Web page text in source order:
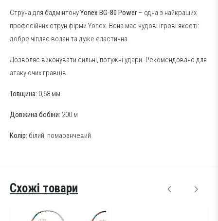
Струна для бадмінтонуYonex BG-80 Power – одна з найкращих
професійних струн фірми Yonex. Вона має чудові ігрові якості:
добре чіпляє волан та дуже еластична.
Дозволяє виконувати сильні, потужні удари. Рекомендовано для
атакуючих гравців.
Товщина: 0,68 мм.
Довжина бобіни: 200 м
Колір: білий, помаранчевий
Схожі товари